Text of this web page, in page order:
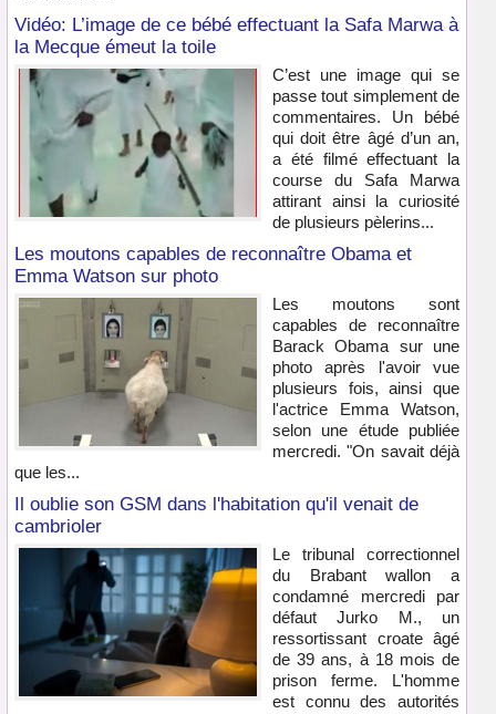
Vidéo: L’image de ce bébé effectuant la Safa Marwa à
la Mecque émeut la toile
C’est une image qui se
passe tout simplement de
commentaires. Un bébé
qui doit être âgé d’un an,
a été filmé effectuant la
course du Safa Marwa
attirant ainsi la curiosité
de plusieurs pèlerins...
Les moutons capables de reconnaître Obama et
Emma Watson sur photo
Les moutons sont
capables de reconnaître
Barack Obama sur une
photo après l'avoir vue
plusieurs fois, ainsi que
l'actrice Emma Watson,
selon une étude publiée
mercredi. "On savait déjà
que les...
Il oublie son GSM dans l'habitation qu'il venait de
cambrioler
Le tribunal correctionnel
du Brabant wallon a
condamné mercredi par
défaut Jurko M., un
ressortissant croate âgé
de 39 ans, à 18 mois de
prison ferme. L'homme
est connu des autorités